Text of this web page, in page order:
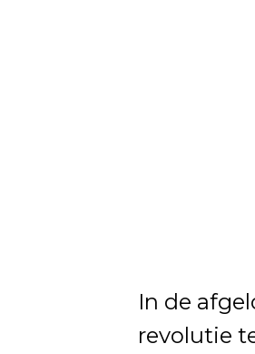
In de
revolutie